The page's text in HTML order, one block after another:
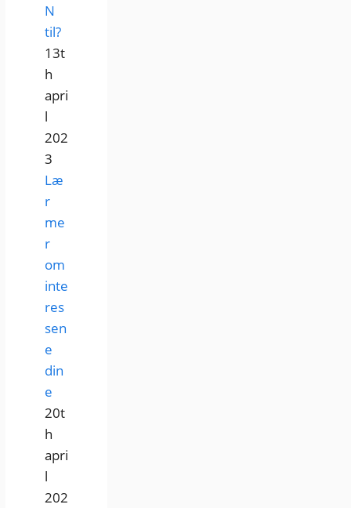
N
til?
13t
h
apri
l
202
3
Læ
r
me
r
om
inte
res
sen
e
din
e
20t
h
apri
l
202